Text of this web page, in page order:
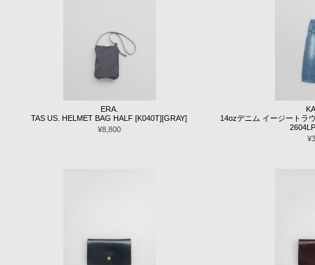
ERA.
TAS US. HELMET BAG HALF [K040T][GRAY]
¥8,800
14ozデニム イージートラ